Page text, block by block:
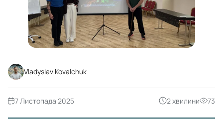
Vladyslav Kovalchuk
2 хвилини 73
7 Листопада 2025